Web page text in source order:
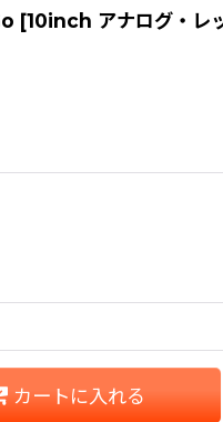
アナログ・レッ
カートに入れる